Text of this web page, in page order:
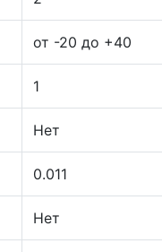
от -20 до +40
1
Нет
0.011
Нет